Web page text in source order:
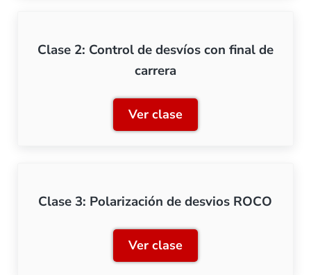
Clase 2: Control de desvíos con final de
carrera
Ver claseClase 2: Control de
Clase 3: Polarización de desvios ROCO
Ver claseClase 3: Polarización de